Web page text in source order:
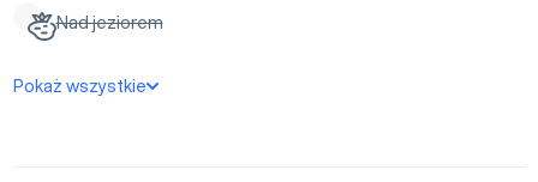
Nad jeziorem
Pokaż wszystkie